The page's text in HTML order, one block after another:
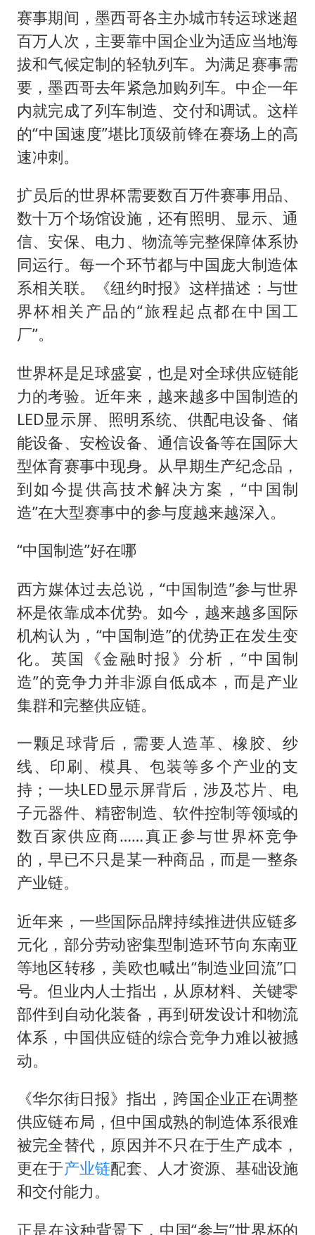
赛事期间，墨西哥各主办城市转运球迷超
百万人次，主要靠中国企业为适应当地海
拔和气候定制的轻轨列车。为满足赛事需
要，墨西哥去年紧急加购列车。中企一年
内就完成了列车制造、交付和调试。这样
的“中国速度”堪比顶级前锋在赛场上的高
速冲刺。
扩员后的世界杯需要数百万件赛事用品、
数十万个场馆设施，还有照明、显示、通
信、安保、电力、物流等完整保障体系协
同运行。每一个环节都与中国庞大制造体
系相关联。《纽约时报》这样描述：与世
界杯相关产品的“旅程起点都在中国工
厂”。
世界杯是足球盛宴，也是对全球供应链能
力的考验。近年来，越来越多中国制造的
LED显示屏、照明系统、供配电设备、储
能设备、安检设备、通信设备等在国际大
型体育赛事中现身。从早期生产纪念品，
到如今提供高技术解决方案，“中国制
造”在大型赛事中的参与度越来越深入。
“中国制造”好在哪
西方媒体过去总说，“中国制造”参与世界
杯是依靠成本优势。如今，越来越多国际
机构认为，“中国制造”的优势正在发生变
化。英国《金融时报》分析，“中国制
造”的竞争力并非源自低成本，而是产业
集群和完整供应链。
一颗足球背后，需要人造革、橡胶、纱
线、印刷、模具、包装等多个产业的支
持；一块LED显示屏背后，涉及芯片、电
子元器件、精密制造、软件控制等领域的
数百家供应商……真正参与世界杯竞争
的，早已不只是某一种商品，而是一整条
产业链。
近年来，一些国际品牌持续推进供应链多
元化，部分劳动密集型制造环节向东南亚
等地区转移，美欧也喊出“制造业回流”口
号。但业内人士指出，从原材料、关键零
部件到自动化装备，再到研发设计和物流
体系，中国供应链的综合竞争力难以被撼
动。
《华尔街日报》指出，跨国企业正在调整
供应链布局，但中国成熟的制造体系很难
被完全替代，原因并不只在于生产成本，
更在于产业链配套、人才资源、基础设施
和交付能力。
正是在这种背景下，中国“参与”世界杯的